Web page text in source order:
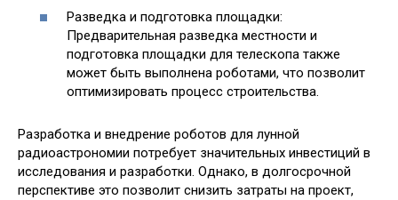
Разведка и подготовка площадки:
Предварительная разведка местности и
подготовка площадки для телескопа также
может быть выполнена роботами, что позволит
оптимизировать процесс строительства.
Разработка и внедрение роботов для лунной
радиоастрономии потребует значительных инвестиций в
исследования и разработки. Однако, в долгосрочной
перспективе это позволит снизить затраты на проект,